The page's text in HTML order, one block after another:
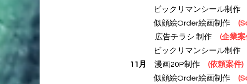
ビックリマンシール制作
似顔絵Order絵画制作
広告チラシ 制作 (企業案
ビックリマンシール制作
11月 漫画20P制作
(依頼案件)
似顔絵Order絵画制作